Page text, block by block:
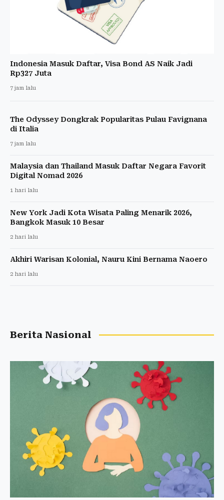
Indonesia Masuk Daftar, Visa Bond AS Naik Jadi
Rp327 Juta
7 jam lalu
The Odyssey Dongkrak Popularitas Pulau Favignana
di Italia
7 jam lalu
Malaysia dan Thailand Masuk Daftar Negara Favorit
Digital Nomad 2026
1 hari lalu
New York Jadi Kota Wisata Paling Menarik 2026,
Bangkok Masuk 10 Besar
2 hari lalu
Akhiri Warisan Kolonial, Nauru Kini Bernama Naoero
2 hari lalu
Berita Nasional